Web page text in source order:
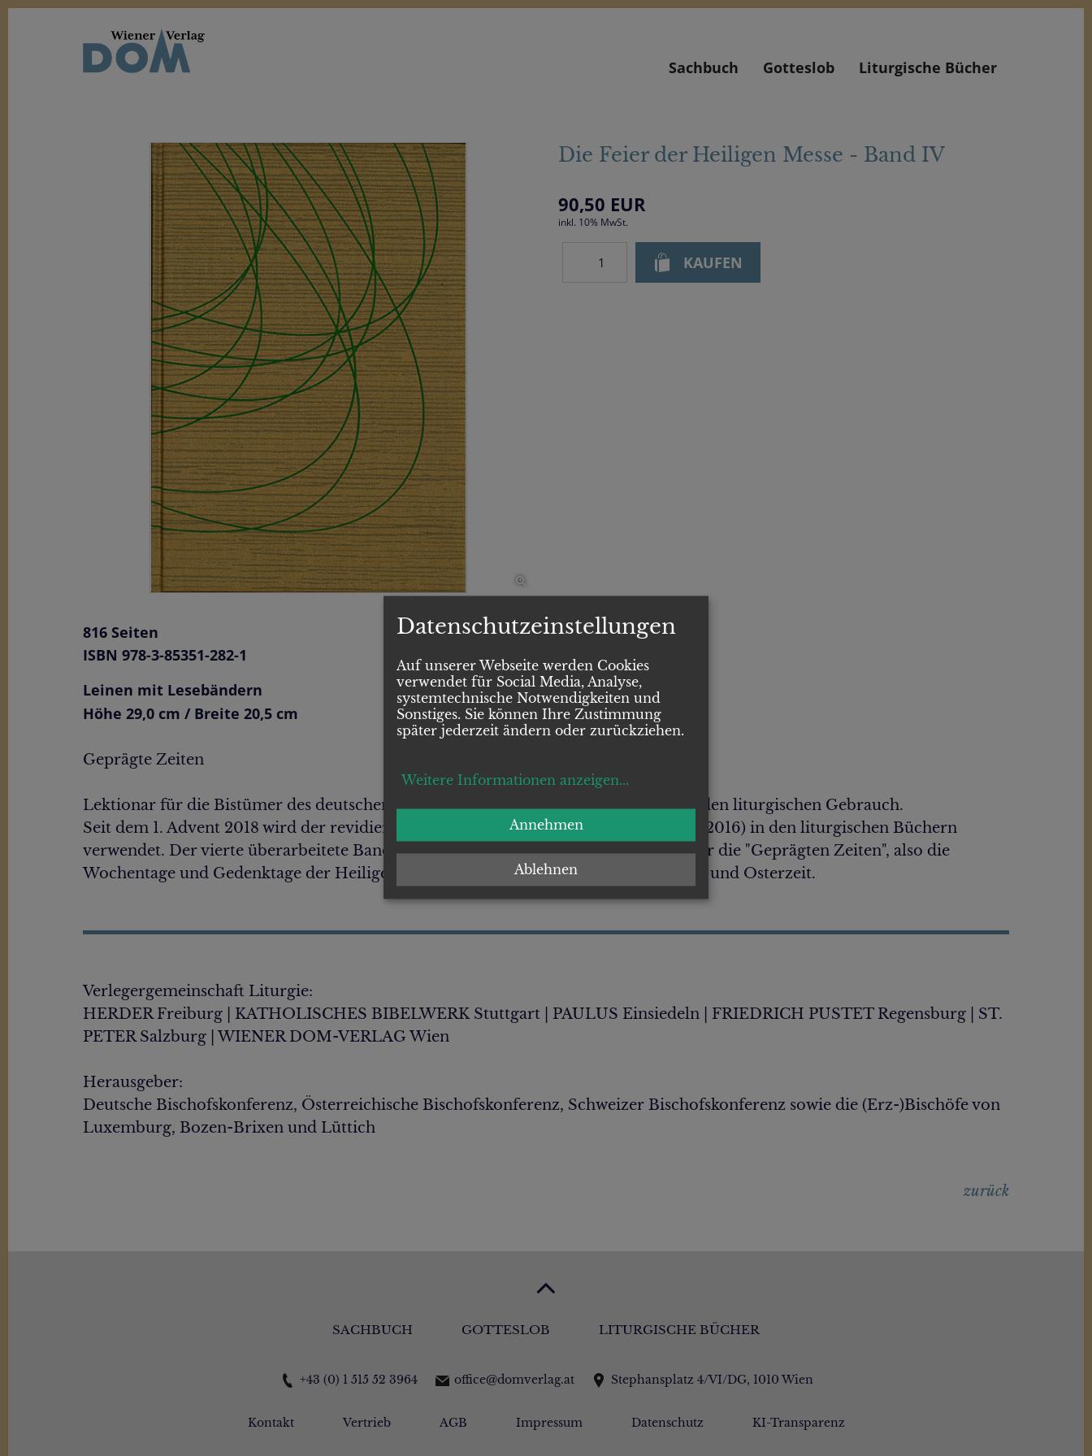
Sachbuch Gotteslob Liturgische Bücher
Die Feier der Heiligen Messe - Band IV
90,50 EUR
inkl. 10% MwSt.
816 Seiten
ISBN 978-3-85351-282-1
Leinen mit Lesebändern
Höhe 29,0 cm / Breite 20,5 cm
Geprägte Zeiten
Lektionar für die Bistümer des deutschen Sprachgebiets. Authentische Ausgabe für den liturgischen Gebrauch.
Seit dem 1. Advent 2018 wird der revidierte Text der Einheitsübersetzung der Bibel (2016) in den liturgischen Büchern
verwendet. Der vierte überarbeitete Band des Lektionars enthält die Lesungstexte für die "Geprägten Zeiten", also die
Wochentage und Gedenktage der Heiligen in Advent und Weihnachtszeit, Fastenzeit und Osterzeit.
Verlegergemeinschaft Liturgie:
HERDER Freiburg | KATHOLISCHES BIBELWERK Stuttgart | PAULUS Einsiedeln | FRIEDRICH PUSTET Regensburg | ST.
PETER Salzburg | WIENER DOM-VERLAG Wien
Herausgeber:
Deutsche Bischofskonferenz, Österreichische Bischofskonferenz, Schweizer Bischofskonferenz sowie die (Erz-)Bischöfe von
Luxemburg, Bozen-Brixen und Lüttich
zurück
SACHBUCH GOTTESLOB LITURGISCHE BÜCHER
+43 (0) 1 515 52 3964 office@domverlag.at Stephansplatz 4/VI/DG, 1010 Wien
Kontakt Vertrieb AGB Impressum Datenschutz KI-Transparenz
Datenschutzeinstellungen
Auf unserer Webseite werden Cookies
verwendet für Social Media, Analyse,
systemtechnische Notwendigkeiten und
Sonstiges. Sie können Ihre Zustimmung
später jederzeit ändern oder zurückziehen.
Weitere Informationen anzeigen...
Ablehnen
Annehmen